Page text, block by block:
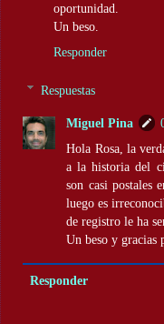
oportunidad.
Un beso.
Responder
Respuestas
Miguel Pina
Hola Rosa, la
a la historia del
son casi postales
luego es
de registro le ha
Un beso y gracias
Responder